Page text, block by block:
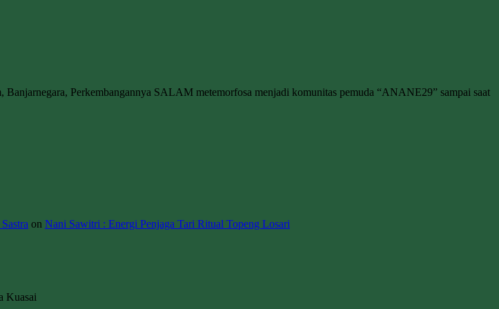
Perkembangannya SALAM metemorfosa menjadi komunitas pemuda “ANANE29” sampai saat
on Nani Sawitri : Energi Penjaga Tari Ritual Topeng Losari
Kuasai